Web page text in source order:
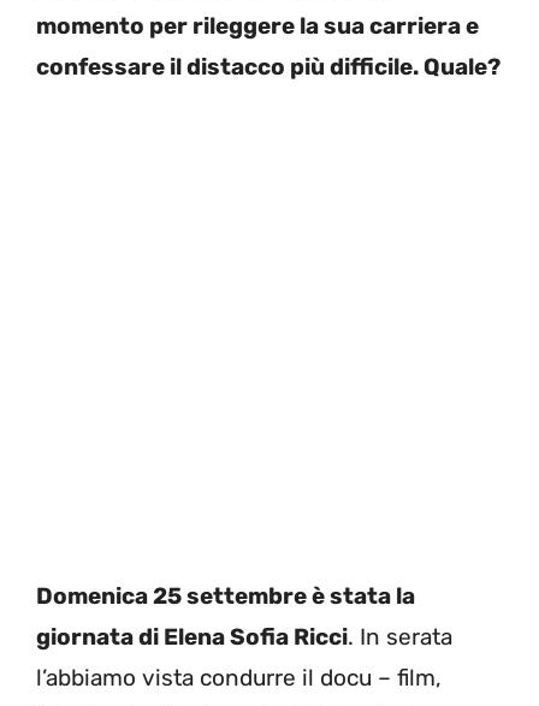
momento per rileggere la sua carriera e
confessare il distacco più difficile. Quale?
Domenica 25 settembre è stata la
giornata di Elena Sofia Ricci. In serata
l’abbiamo vista condurre il docu – film,